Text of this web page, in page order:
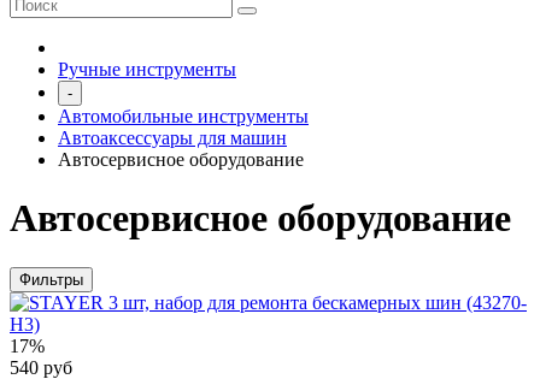
Ручные инструменты
-
Автомобильные инструменты
Автоаксессуары для машин
Автосервисное оборудование
Автосервисное оборудование
Фильтры
17%
540 руб